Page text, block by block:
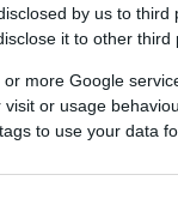
by us to third
it to other third
more Google
or usage
to use your data
04:00
μπορεί να
εκατομμύριο